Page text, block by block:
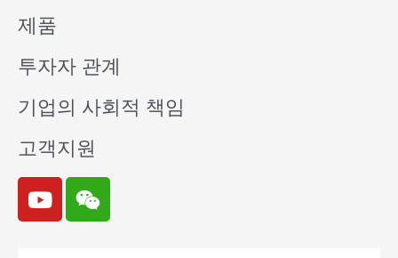
제품
투자자 관계
기업의 사회적 책임
고객지원
Y
o
W
e